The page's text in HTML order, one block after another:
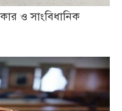
ও সাংবিধানিক